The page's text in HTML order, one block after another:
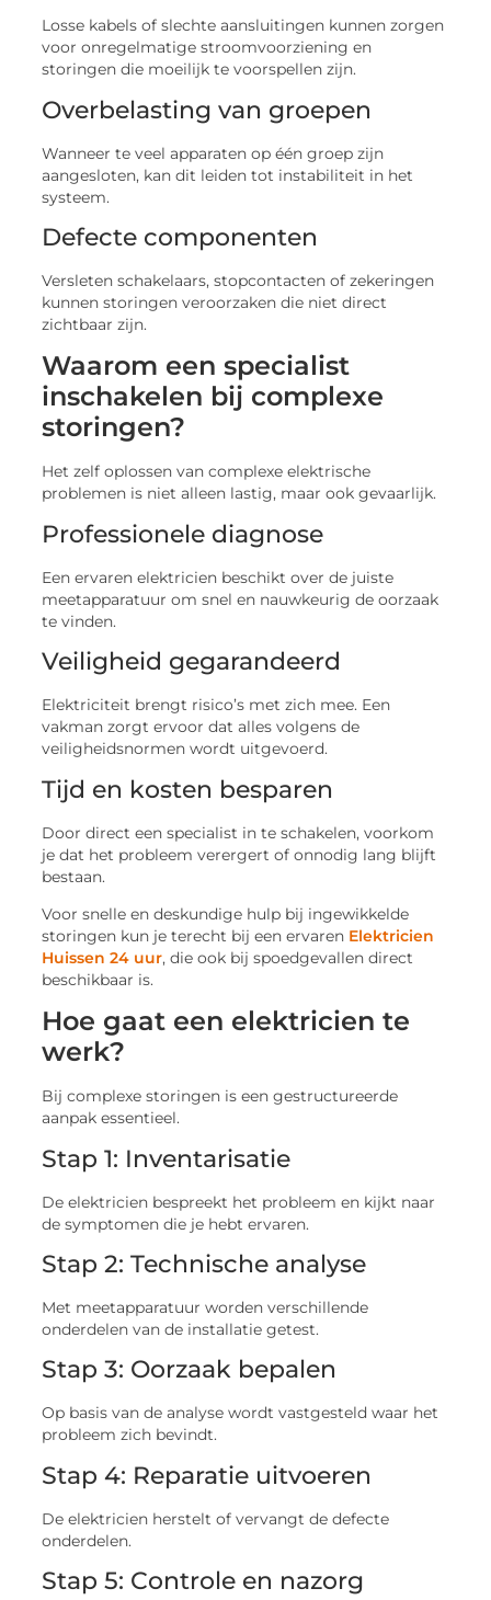
Losse kabels of slechte aansluitingen kunnen zorgen
voor onregelmatige stroomvoorziening en
storingen die moeilijk te voorspellen zijn.
Overbelasting van groepen
Wanneer te veel apparaten op één groep zijn
aangesloten, kan dit leiden tot instabiliteit in het
systeem.
Defecte componenten
Versleten schakelaars, stopcontacten of zekeringen
kunnen storingen veroorzaken die niet direct
zichtbaar zijn.
Waarom een specialist
inschakelen bij complexe
storingen?
Het zelf oplossen van complexe elektrische
problemen is niet alleen lastig, maar ook gevaarlijk.
Professionele diagnose
Een ervaren elektricien beschikt over de juiste
meetapparatuur om snel en nauwkeurig de oorzaak
te vinden.
Veiligheid gegarandeerd
Elektriciteit brengt risico’s met zich mee. Een
vakman zorgt ervoor dat alles volgens de
veiligheidsnormen wordt uitgevoerd.
Tijd en kosten besparen
Door direct een specialist in te schakelen, voorkom
je dat het probleem verergert of onnodig lang blijft
bestaan.
Voor snelle en deskundige hulp bij ingewikkelde
storingen kun je terecht bij een ervaren Elektricien
Huissen 24 uur, die ook bij spoedgevallen direct
beschikbaar is.
Hoe gaat een elektricien te
werk?
Bij complexe storingen is een gestructureerde
aanpak essentieel.
Stap 1: Inventarisatie
De elektricien bespreekt het probleem en kijkt naar
de symptomen die je hebt ervaren.
Stap 2: Technische analyse
Met meetapparatuur worden verschillende
onderdelen van de installatie getest.
Stap 3: Oorzaak bepalen
Op basis van de analyse wordt vastgesteld waar het
probleem zich bevindt.
Stap 4: Reparatie uitvoeren
De elektricien herstelt of vervangt de defecte
onderdelen.
Stap 5: Controle en nazorg